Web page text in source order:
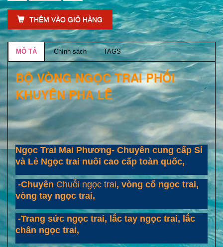
THÊM VÀO GIỎ HÀNG
MÔ TẢ Chính sách TAGS
BỘ VÒNG NGỌC TRAI PHỐI
KHUYÊN PHA LÊ
Ngọc Trai Mai Phương- Chuyên cung cấp Sỉ
và Lẻ Ngọc trai nuôi cao cấp toàn quốc,
-Chuyên Chuỗi ngọc trai, vòng cổ ngọc trai,
vòng tay ngọc trai,
-Trang sức ngọc trai, lắc tay ngọc trai, lắc
chân ngọc trai,